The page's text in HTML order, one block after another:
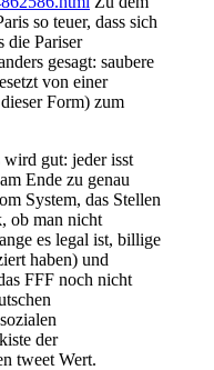
so teuer, dass sich
die Pariser
gesagt: saubere
von einer
Form) zum
wird gut: jeder isst
Ende zu genau
System, das Stellen
ob man nicht
es legal ist, billige
haben) und
FFF noch nicht
der
tweet Wert.